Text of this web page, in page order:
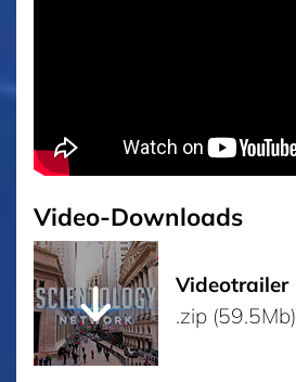
Video-Downloads
Videotrailer
.zip (59.5Mb)